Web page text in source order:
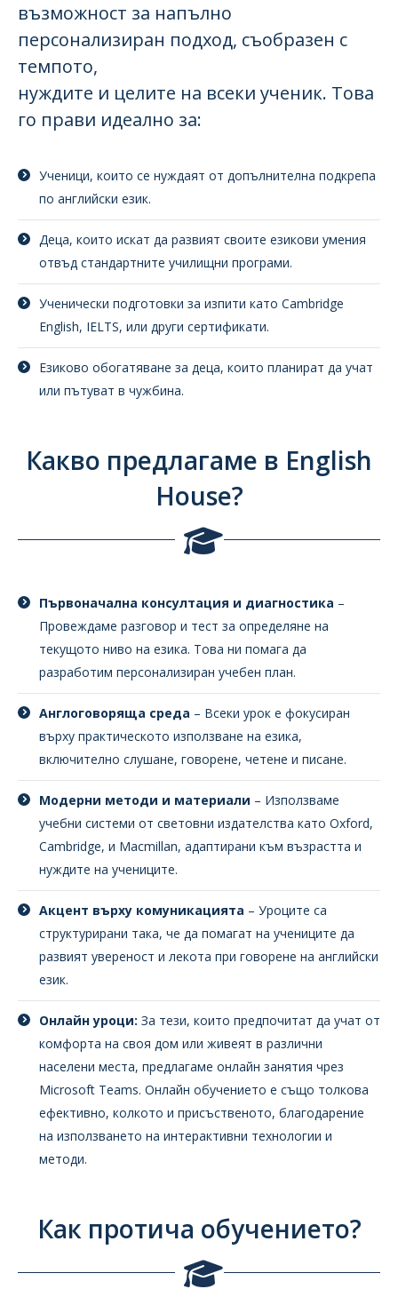
възможност за напълно
персонализиран подход, съобразен с
темпото,
нуждите и целите на всеки ученик. Това
го прави идеално за:
Ученици, които се нуждаят от допълнителна подкрепа
по английски език.
Деца, които искат да развият своите езикови умения
отвъд стандартните училищни програми.
Ученически подготовки за изпити като Cambridge
English, IELTS, или други сертификати.
Езиково обогатяване за деца, които планират да учат
или пътуват в чужбина.
Какво предлагаме в English
House?
Първоначална консултация и диагностика –
Провеждаме разговор и тест за определяне на
текущото ниво на езика. Това ни помага да
разработим персонализиран учебен план.
Англоговоряща среда – Всеки урок е фокусиран
върху практическото използване на езика,
включително слушане, говорене, четене и писане.
Модерни методи и материали – Използваме
учебни системи от световни издателства като Oxford,
Cambridge, и Macmillan, адаптирани към възрастта и
нуждите на учениците.
Акцент върху комуникацията – Уроците са
структурирани така, че да помагат на учениците да
развият увереност и лекота при говорене на английски
език.
Онлайн уроци: За тези, които предпочитат да учат от
комфорта на своя дом или живеят в различни
населени места, предлагаме онлайн занятия чрез
Microsoft Teams. Онлайн обучението е също толкова
ефективно, колкото и присъственото, благодарение
на използването на интерактивни технологии и
методи.
Как протича обучението?